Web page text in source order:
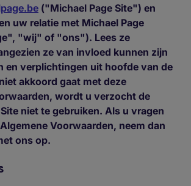
("Michael Page Site") en
uw relatie met Michael Page
"wij" of "ons"). Lees ze
ze van invloed kunnen zijn
en verplichtingen uit hoofde van de
akkoord gaat met deze
wordt u verzocht de
niet te gebruiken. Als u vragen
Voorwaarden, neem dan
ons op.